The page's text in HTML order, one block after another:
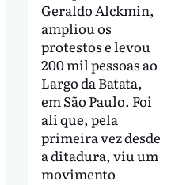
Geraldo Alckmin,
ampliou os
protestos e levou
200 mil pessoas ao
Largo da Batata,
em São Paulo. Foi
ali que, pela
primeira vez desde
a ditadura, viu um
movimento